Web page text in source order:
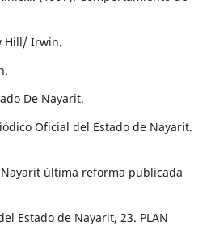
Hill/ Irwin.
De Nayarit.
Oficial del Estado de Nayarit.
última reforma publicada
Estado de Nayarit, 23. PLAN